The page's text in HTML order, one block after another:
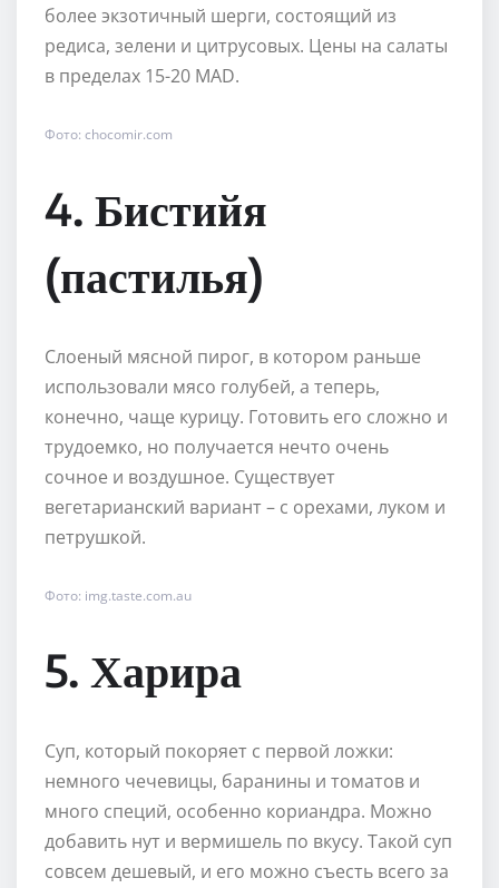
более экзотичный шерги, состоящий из
редиса, зелени и цитрусовых. Цены на салаты
в пределах 15-20 MAD.
Фото: chocomir.com
4. Бистийя
(пастилья)
Слоеный мясной пирог, в котором раньше
использовали мясо голубей, а теперь,
конечно, чаще курицу. Готовить его сложно и
трудоемко, но получается нечто очень
сочное и воздушное. Существует
вегетарианский вариант – с орехами, луком и
петрушкой.
Фото: img.taste.com.au
5. Харира
Суп, который покоряет с первой ложки:
немного чечевицы, баранины и томатов и
много специй, особенно кориандра. Можно
добавить нут и вермишель по вкусу. Такой суп
совсем дешевый, и его можно съесть всего за